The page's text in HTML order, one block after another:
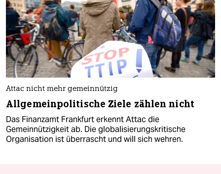
Attac nicht mehr gemeinnützig
Allgemeinpolitische Ziele zählen nicht
Das Finanzamt Frankfurt erkennt Attac die
Gemeinnützigkeit ab. Die globalisierungskritische
Organisation ist überrascht und will sich wehren.